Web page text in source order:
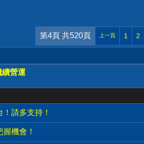
第4頁 共520頁 上一頁 1 2
營運
請多支持！
機會！